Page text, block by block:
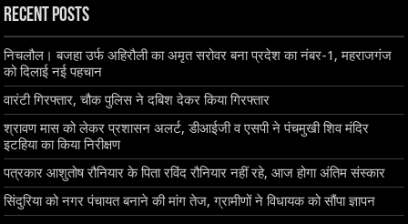
Recent Posts
निचलौल। बजहा उर्फ अहिरौली का अमृत सरोवर बना प्रदेश का नंबर-1, महराजगंज
को दिलाई नई पहचान
वारंटी गिरफ्तार, चौक पुलिस ने दबिश देकर किया गिरफ्तार
श्रावण मास को लेकर प्रशासन अलर्ट, डीआईजी व एसपी ने पंचमुखी शिव मंदिर
इटहिया का किया निरीक्षण
पत्रकार आशुतोष रौनियार के पिता रविंद रौनियार नहीं रहे, आज होगा अंतिम संस्कार
सिंदुरिया को नगर पंचायत बनाने की मांग तेज, ग्रामीणों ने विधायक को सौंपा ज्ञापन